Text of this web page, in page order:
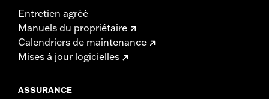
Entretien agréé
Manuels du propriétaire
Calendriers de maintenance
Mises à jour logicielles
ASSURANCE